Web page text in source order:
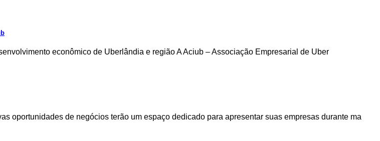
econômico de Uberlândia e região A Aciub – Associação Empresarial de Uber
oportunidades de negócios terão um espaço dedicado para apresentar suas empresas durante ma